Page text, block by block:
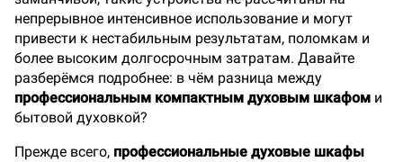
непрерывное интенсивное использование и могут
привести к нестабильным результатам, поломкам и
более высоким долгосрочным затратам. Давайте
разберёмся подробнее: в чём разница между
профессиональным компактным духовым шкафом и
бытовой духовкой?
Прежде всего, профессиональные духовые шкафы